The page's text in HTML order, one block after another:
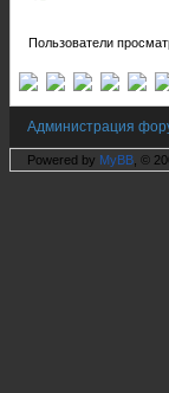
Пользователи
Администрация
Powered by MyBB , ©